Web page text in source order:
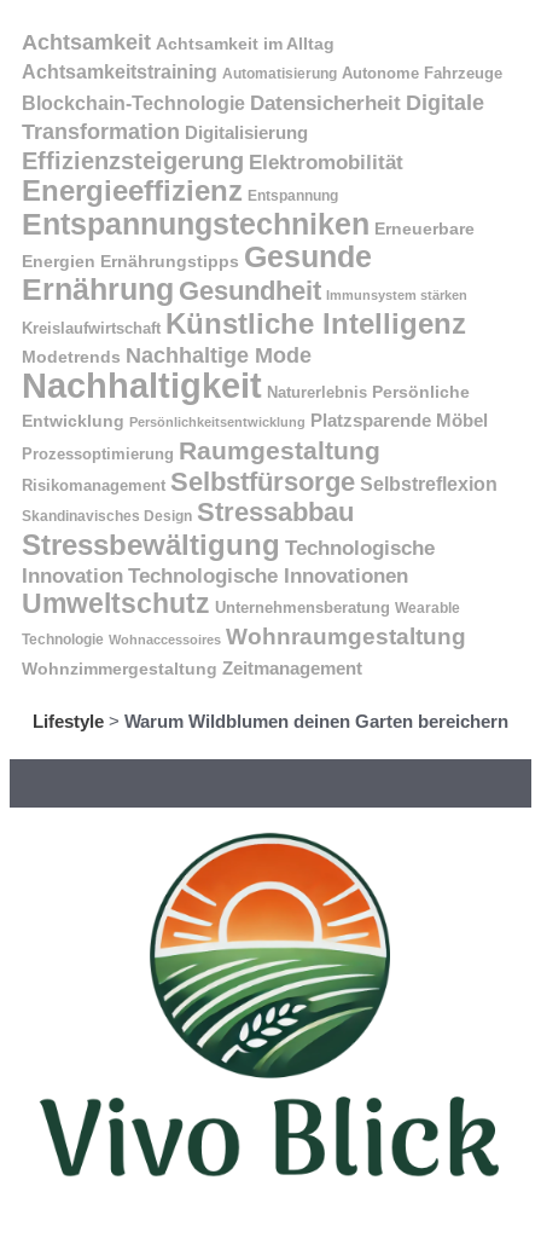
Achtsamkeit Achtsamkeit im Alltag
Achtsamkeitstraining Automatisierung Autonome Fahrzeuge
Blockchain-Technologie Datensicherheit Digitale
Transformation Digitalisierung
Effizienzsteigerung Elektromobilität
Energieeffizienz Entspannung
Entspannungstechniken Erneuerbare
Energien Ernährungstipps Gesunde
Ernährung Gesundheit Immunsystem stärken
Kreislaufwirtschaft Künstliche Intelligenz
Modetrends Nachhaltige Mode
Nachhaltigkeit Naturerlebnis Persönliche
Entwicklung Persönlichkeitsentwicklung Platzsparende Möbel
Prozessoptimierung Raumgestaltung
Risikomanagement Selbstfürsorge Selbstreflexion
Skandinavisches Design Stressabbau
Stressbewältigung Technologische
Innovation Technologische Innovationen
Umweltschutz Unternehmensberatung Wearable
Technologie Wohnaccessoires Wohnraumgestaltung
Wohnzimmergestaltung Zeitmanagement
Lifestyle > Warum Wildblumen deinen Garten bereichern